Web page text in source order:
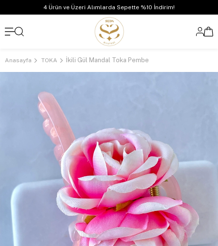
4 Ürün ve Üzeri Alımlarda Sepette %10 İndirim!
Anasayfa TOKA İkili Gül Mandal Toka Pembe